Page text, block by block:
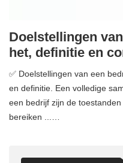
Doelstellingen
het, definitie en
✅ Doelstellingen van een
en definitie. Een volledige
een bedrijf zijn de
bereiken ...…